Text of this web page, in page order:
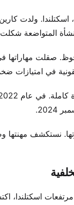
المتواضعة
صقلت مهاراتها
في امتيازات
نستكشف مهنتها
اسكتلندا،